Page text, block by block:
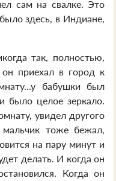
сам на свалке. Это
здесь, в Индиане,
так, полностью,
приехал в город к
бабушки был
было целое зеркало.
увидел другого
тоже бежал,
на пару минут и
делать. И когда он
Когда он